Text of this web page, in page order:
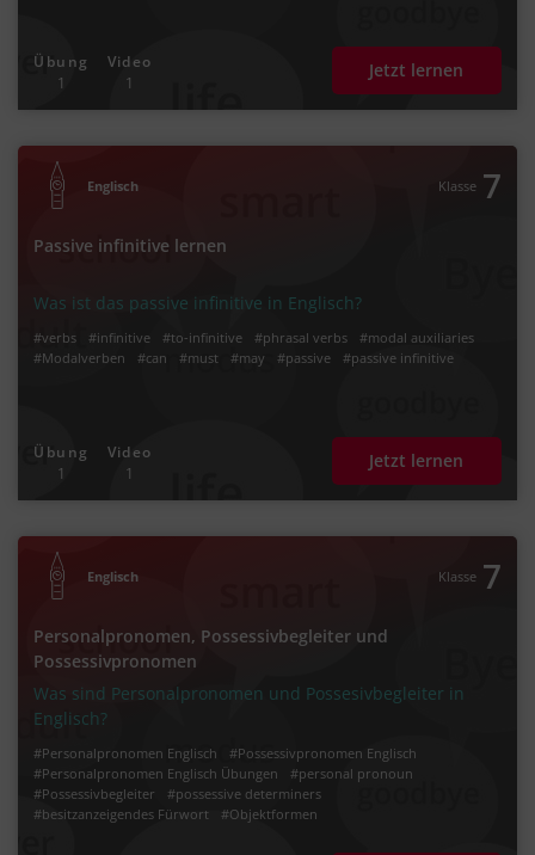
Übung
1
Video
1
Jetzt lernen
Englisch Klasse 7
Passive infinitive lernen
Was ist das passive infinitive in Englisch?
#verbs #infinitive #to-infinitive #phrasal verbs
#modal auxiliaries
#Modalverben
#can #must #may #passive #passive infinitive
Übung
1
Video
1
Jetzt lernen
Englisch Klasse 7
Personalpronomen, Possessivbegleiter und
Possessivpronomen
Was sind Personalpronomen und Possesivbegleiter in
Englisch?
#Personalpronomen Englisch
#Possessivpronomen Englisch
#Personalpronomen Englisch Übungen
#personal pronoun
#Possessivbegleiter
#possessive determiners
#besitzanzeigendes Fürwort
#Objektformen